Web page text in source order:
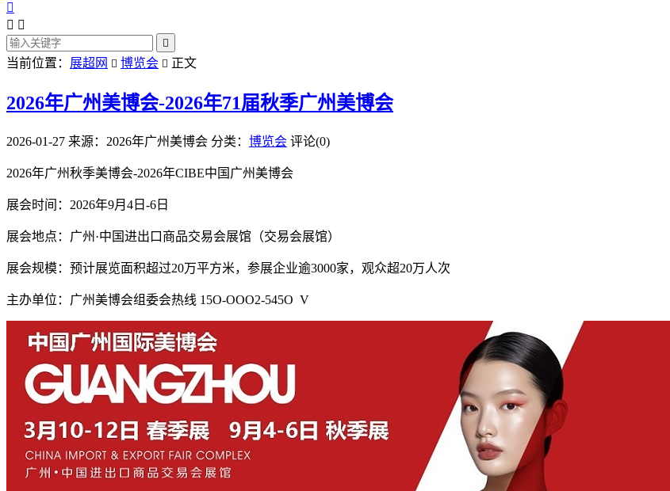

 

当前位置： 展超网  博览会  正文
2026年广州美博会-2026年71届秋季广州美博会
2026-01-27 来源：2026年广州美博会 分类： 博览会 评论(0)
2026年广州秋季美博会-2026年CIBE中国广州美博会
展会时间：2026年9月4日-6日
展会地点：广州·中国进出口商品交易会展馆（交易会展馆）
展会规模：预计展览面积超过20万平方米，参展企业逾3000家，观众超20万人次
主办单位：广州美博会组委会热线 15O-OOO2-545O V​